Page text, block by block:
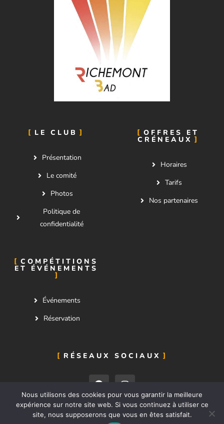
LE CLUB
Présentation
Le comité
Photos
Politique de
confidentialité
OFFRES ET
CRÉNEAUX
Horaires
Tarifs
Nos partenaires
COMPÉTITIONS
ET ÉVÉNEMENTS
Événements
Réservation
RÉSEAUX SOCIAUX
Nous contacter
Nous utilisons des cookies pour vous garantir la meilleure
expérience sur notre site web. Si vous continuez à utiliser ce
site, nous supposerons que vous en êtes satisfait.